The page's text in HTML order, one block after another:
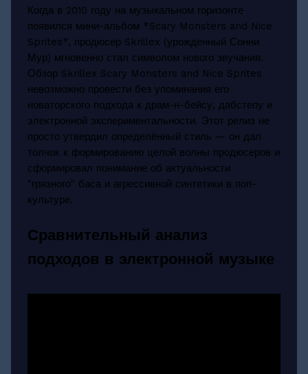
Когда в 2010 году на музыкальном горизонте
появился мини-альбом *Scary Monsters and Nice
Sprites*, продюсер Skrillex (урожденный Сонни
Мур) мгновенно стал символом нового звучания.
Обзор Skrillex Scary Monsters and Nice Sprites
невозможно провести без упоминания его
новаторского подхода к драм-н-бейсу, дабстепу и
электронной экспериментальности. Этот релиз не
просто утвердил определённый стиль — он дал
толчок к формированию целой волны продюсеров и
сформировал понимание об актуальности
"грязного" баса и агрессивной синтетики в поп-
культуре.
Сравнительный анализ
подходов в электронной музыке